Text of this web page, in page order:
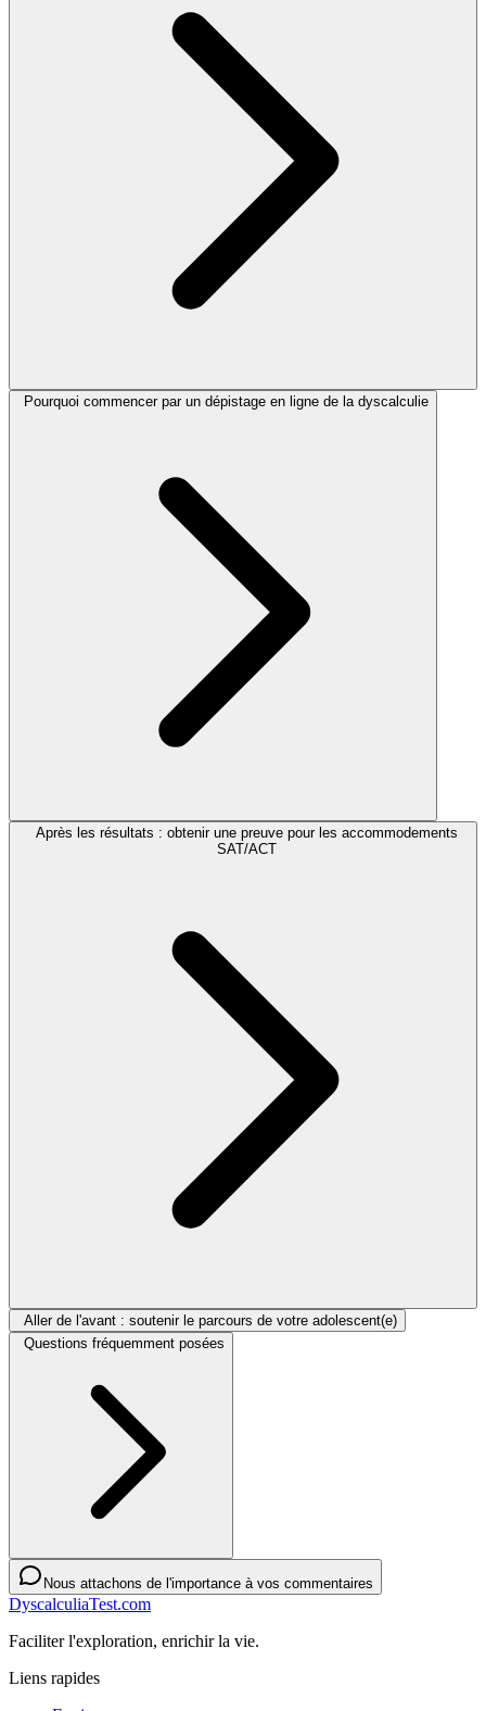
Pourquoi commencer par un dépistage en ligne de la dyscalculie
Après les résultats : obtenir une preuve pour les accommodements
SAT/ACT
Aller de l'avant : soutenir le parcours de votre adolescent(e)
Questions fréquemment posées
Nous attachons de l'importance à vos commentaires
DyscalculiaTest.com
Faciliter l'exploration, enrichir la vie.
Liens rapides